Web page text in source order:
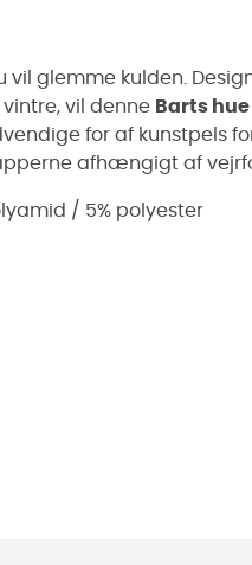
vil glemme kulden.
vil denne Barts hue
for af kunstpels
afhængigt af
/ 5% polyester